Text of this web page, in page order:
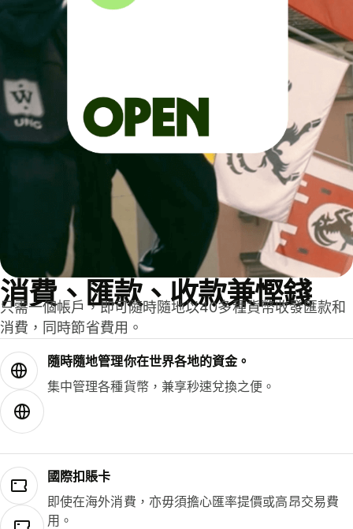
消費、匯款、收款兼慳錢
只需一個帳戶，即可隨時隨地以40多種貨幣收發匯款和
消費，同時節省費用。
隨時隨地管理你在世界各地的資金。
集中管理各種貨幣，兼享秒速兌換之便。
國際扣賬卡
即使在海外消費，亦毋須擔心匯率提價或高昂交易費
用。